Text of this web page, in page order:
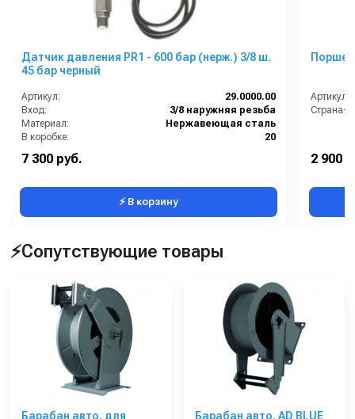
Датчик давления PR1 - 600 бар (нерж.) 3/8 ш.
45 бар черный
Артикул:
29.0000.00
Вход:
3/8 наружняя резьба
Материал:
Нержавеющая сталь
В коробке:
20
Сегмент:
7 300 руб.
⚡ В корзину
Артикул:
Страна-
2 900
⚡Сопутствующие товары
Барабан авто. для Барабан авто. AD BLUE